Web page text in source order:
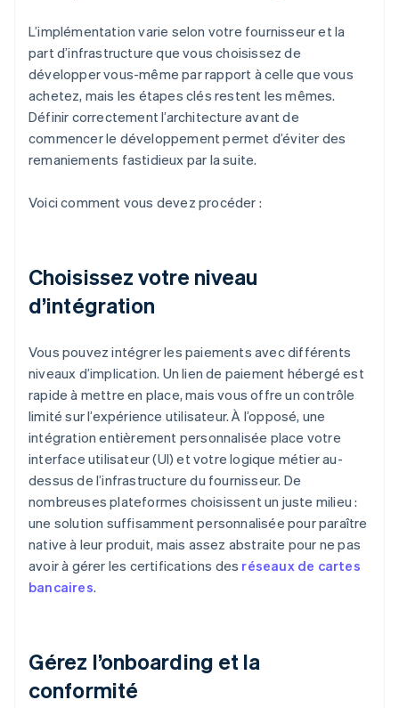
L’implémentation varie selon votre fournisseur et la
part d’infrastructure que vous choisissez de
développer vous-même par rapport à celle que vous
achetez, mais les étapes clés restent les mêmes.
Définir correctement l’architecture avant de
commencer le développement permet d’éviter des
remaniements fastidieux par la suite.
Voici comment vous devez procéder :
Choisissez votre niveau
d’intégration
Vous pouvez intégrer les paiements avec différents
niveaux d’implication. Un lien de paiement hébergé est
rapide à mettre en place, mais vous offre un contrôle
limité sur l’expérience utilisateur. À l’opposé, une
intégration entièrement personnalisée place votre
interface utilisateur (UI) et votre logique métier au-
dessus de l’infrastructure du fournisseur. De
nombreuses plateformes choisissent un juste milieu :
une solution suffisamment personnalisée pour paraître
native à leur produit, mais assez abstraite pour ne pas
avoir à gérer les certifications des réseaux de cartes
bancaires.
Gérez l’onboarding et la
conformité